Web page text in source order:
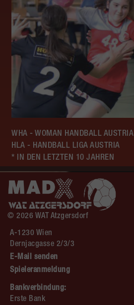
WHA - WOMAN HANDBALL AUSTRIA
HLA - HANDBALL LIGA AUSTRIA
* IN DEN LETZTEN 10 JAHREN
© 2026 WAT Atzgersdorf
A-1230 Wien
Dernjacgasse 2/3/3
E-Mail senden
Spieleranmeldung
Bankverbindung:
Erste Bank